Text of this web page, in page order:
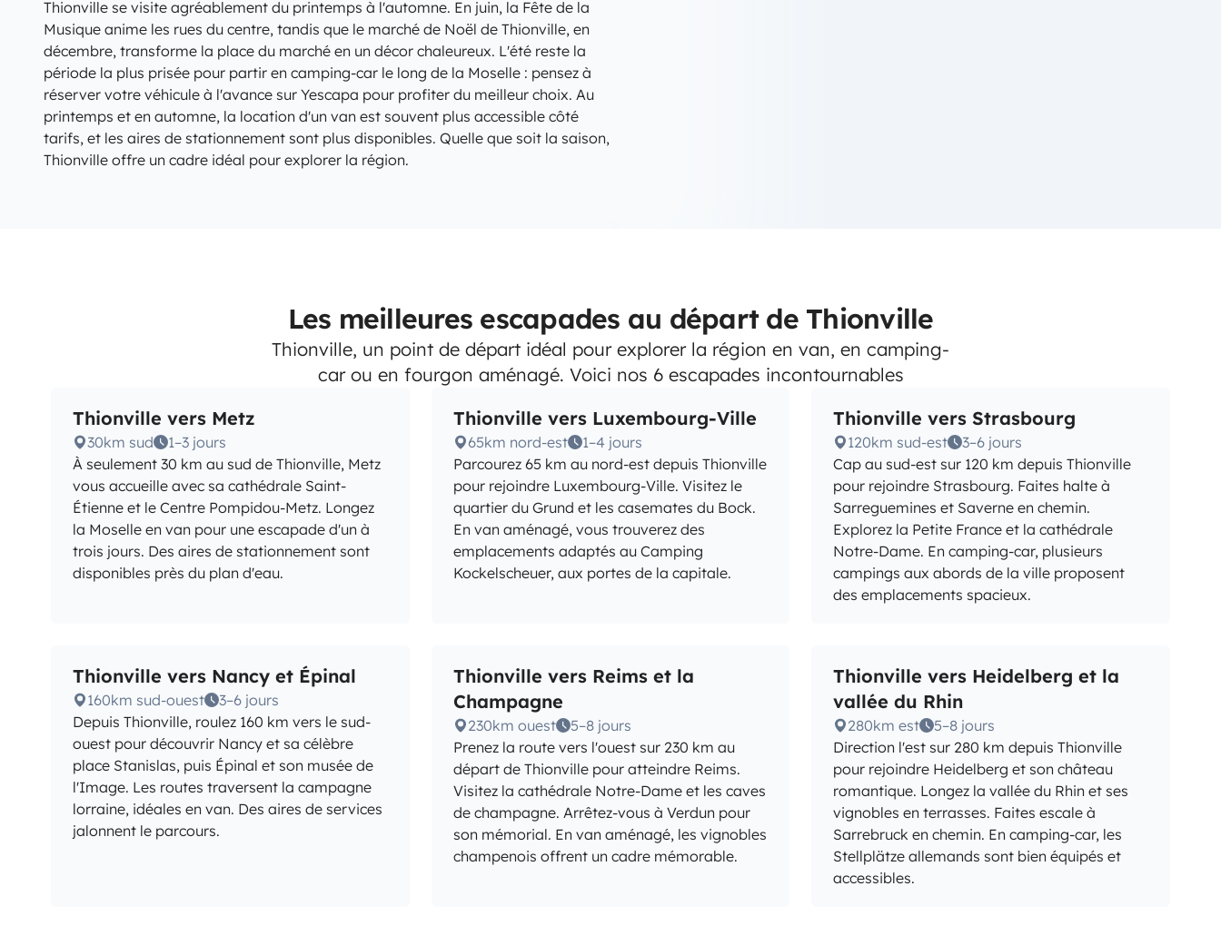
Thionville se visite agréablement du printemps à l'automne. En juin, la Fête de la
Musique anime les rues du centre, tandis que le marché de Noël de Thionville, en
décembre, transforme la place du marché en un décor chaleureux. L'été reste la
période la plus prisée pour partir en camping-car le long de la Moselle : pensez à
réserver votre véhicule à l'avance sur Yescapa pour profiter du meilleur choix. Au
printemps et en automne, la location d'un van est souvent plus accessible côté
tarifs, et les aires de stationnement sont plus disponibles. Quelle que soit la saison,
Thionville offre un cadre idéal pour explorer la région.
Les meilleures escapades au départ de Thionville
Thionville, un point de départ idéal pour explorer la région en van, en camping-
car ou en fourgon aménagé. Voici nos 6 escapades incontournables
Thionville vers Metz
30km sud
1–3 jours
À seulement 30 km au sud de Thionville, Metz
vous accueille avec sa cathédrale Saint-
Étienne et le Centre Pompidou-Metz. Longez
la Moselle en van pour une escapade d'un à
trois jours. Des aires de stationnement sont
disponibles près du plan d'eau.
Thionville vers Luxembourg-Ville
65km nord-est
1–4 jours
Parcourez 65 km au nord-est depuis Thionville
pour rejoindre Luxembourg-Ville. Visitez le
quartier du Grund et les casemates du Bock.
En van aménagé, vous trouverez des
emplacements adaptés au Camping
Kockelscheuer, aux portes de la capitale.
Thionville vers Strasbourg
120km sud-est
3–6 jours
Cap au sud-est sur 120 km depuis Thionville
pour rejoindre Strasbourg. Faites halte à
Sarreguemines et Saverne en chemin.
Explorez la Petite France et la cathédrale
Notre-Dame. En camping-car, plusieurs
campings aux abords de la ville proposent
des emplacements spacieux.
Thionville vers Nancy et Épinal
160km sud-ouest
3–6 jours
Depuis Thionville, roulez 160 km vers le sud-
ouest pour découvrir Nancy et sa célèbre
place Stanislas, puis Épinal et son musée de
l'Image. Les routes traversent la campagne
lorraine, idéales en van. Des aires de services
jalonnent le parcours.
Thionville vers Reims et la
Champagne
230km ouest
5–8 jours
Prenez la route vers l'ouest sur 230 km au
départ de Thionville pour atteindre Reims.
Visitez la cathédrale Notre-Dame et les caves
de champagne. Arrêtez-vous à Verdun pour
son mémorial. En van aménagé, les vignobles
champenois offrent un cadre mémorable.
Thionville vers Heidelberg et la
vallée du Rhin
280km est
5–8 jours
Direction l'est sur 280 km depuis Thionville
pour rejoindre Heidelberg et son château
romantique. Longez la vallée du Rhin et ses
vignobles en terrasses. Faites escale à
Sarrebruck en chemin. En camping-car, les
Stellplätze allemands sont bien équipés et
accessibles.